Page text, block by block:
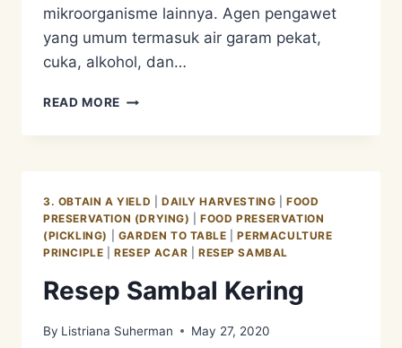
mikroorganisme lainnya. Agen pengawet
yang umum termasuk air garam pekat,
cuka, alkohol, dan…
READ MORE FOOD
–
3. OBTAIN A YIELD DAILY HARVESTING |FOOD
PRESERVATION (DRYING) |FOOD PRESERVATION
(PICKLING)
GARDEN TO TABLE |PERMACULTURE
PRINCIPLE |RESEP ACAR RESEP SAMBAL
Resep Sambal Kering
By Listriana Suherman May 27, 2020